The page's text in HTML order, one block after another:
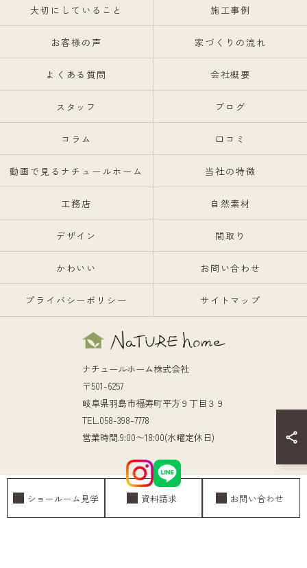
ショールーム見学 資料請求 お問い合わせ
大切にしていること 施工事例
お客様の声 家づくりの流れ
よくある質問 会社概要
スタッフ ブログ
コラム 口コミ
動画で見るナチュールホーム 当社の特徴
工務店 自然素材
デザイン 間取り
かわいい お問い合わせ
プライバシーポリシー サイトマップ
ナチュールホーム株式会社
〒501-6257
岐阜県羽島市福寿町平方９丁目３９
TEL.058-398-7778
営業時間.9:00～18:00(水曜定休日)
© 2026 岐阜の注文住宅ならナチュールホーム株式会社 ALL RIGHTS RESERVED.